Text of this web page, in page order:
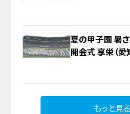
医療助成費受
夏の甲子園 暑
開会式 享栄（愛
重（三重）の球
もっと見る